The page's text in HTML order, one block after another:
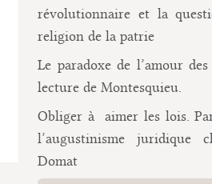
révolutionnaire et la
religion de la patrie
Le paradoxe de l’amour
lecture de Montesquieu.
Obliger à aimer les lois.
l’augustinisme juridique
Domat